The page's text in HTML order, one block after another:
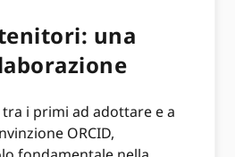
una
i primi ad adottare e a
ORCID,